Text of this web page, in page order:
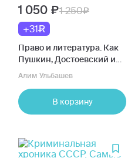
1 050
1 250
+31
Право и литература. Как
Пушкин, Достоевский и
Толстой придумали
законы
Алим Ульбашев
В корзину